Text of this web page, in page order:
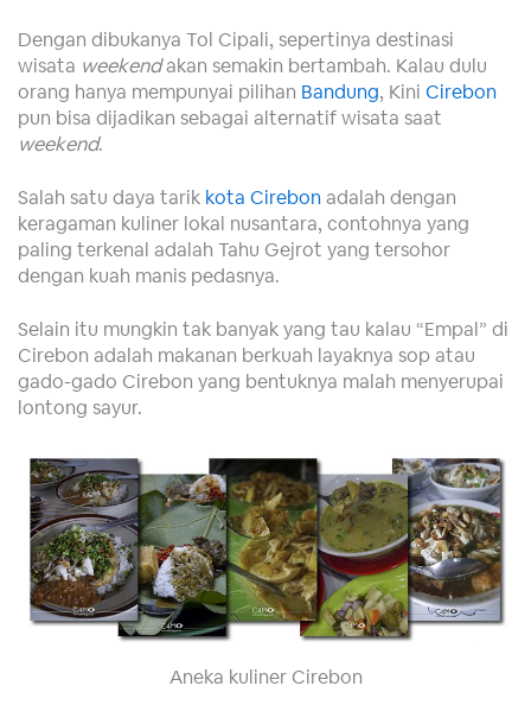
Dengan dibukanya Tol Cipali, sepertinya destinasi
wisata weekendakan semakin bertambah. Kalau dulu
orang hanya mempunyai pilihan Bandung, Kini Cirebon
pun bisa dijadikan sebagai alternatif wisata saat
weekend.
Salah satu daya tarik kota Cirebonadalah dengan
keragaman kuliner lokal nusantara, contohnya yang
paling terkenal adalah Tahu Gejrot yang tersohor
dengan kuah manis pedasnya.
Selain itu mungkin tak banyak yang tau kalau “Empal” di
Cirebon adalah makanan berkuah layaknya sop atau
gado-gado Cirebon yang bentuknya malah menyerupai
lontong sayur.
Aneka kuliner Cirebon